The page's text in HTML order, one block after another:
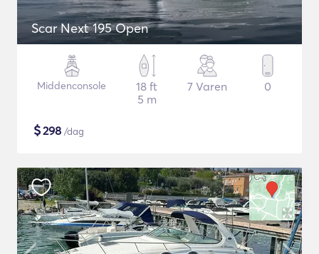
Scar Next 195 Open
Middenconsole
18 ft
5 m
7 Varen 0
$298 /dag